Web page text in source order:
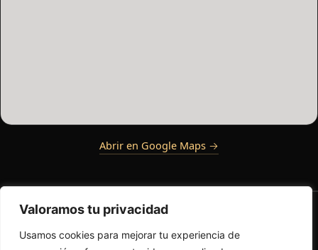
Valoramos tu privacidad
Usamos cookies para mejorar tu experiencia de
Abrir en Google Maps →